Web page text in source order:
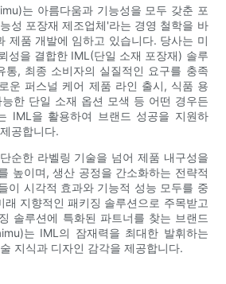
는 아름다움과 기능성을 모두 갖춘 포
성 포장재 제조업체'라는 경영 철학을 바
제품 개발에 임하고 있습니다. 당사는 미
성을 결합한 IML(단일 소재 포장재) 솔루
통, 최종 소비자의 실질적인 요구를 충족
운 퍼스널 케어 제품 라인 출시, 식품 용
한 단일 소재 옵션 모색 등 어떤 경우든
IML을 활용하여 브랜드 성공을 지원하
공합니다.
순한 라벨링 기술을 넘어 제품 내구성을
높이며, 생산 공정을 간소화하는 전략적
이 시각적 효과와 기능적 성능 모두를 중
지향적인 패키징 솔루션으로 주목받고
솔루션에 특화된 파트너를 찾는 브랜드
는 IML의 잠재력을 최대한 발휘하는
지식과 디자인 감각을 제공합니다.